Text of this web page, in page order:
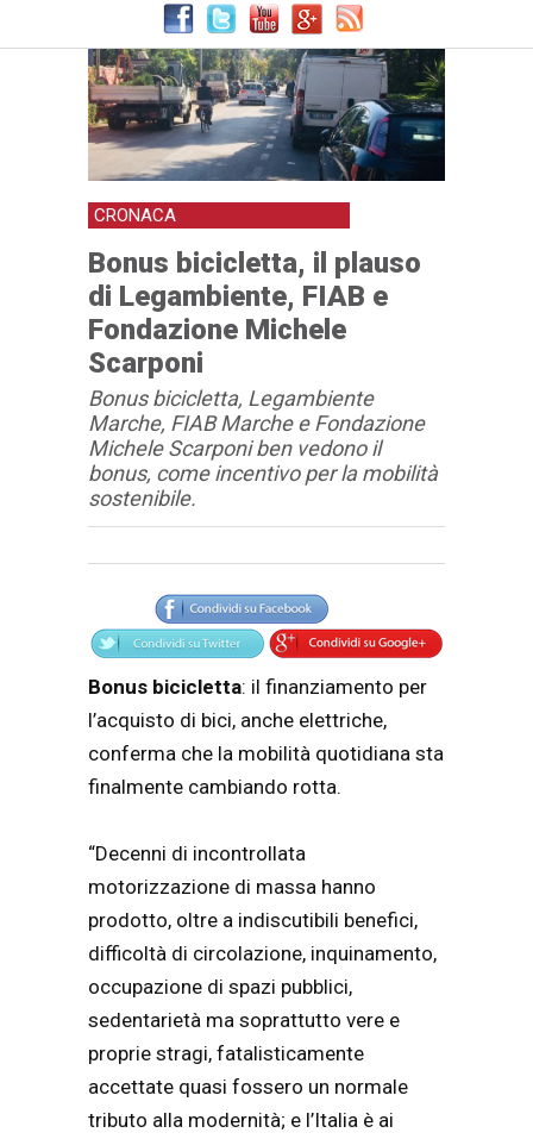
CRONACA
Bonus bicicletta, il plauso
di Legambiente, FIAB e
Fondazione Michele
Scarponi
Bonus bicicletta, Legambiente
Marche, FIAB Marche e Fondazione
Michele Scarponi ben vedono il
bonus, come incentivo per la mobilità
sostenibile.
Articolo
Testo articolo principale
Bonus bicicletta: il finanziamento per
l’acquisto di bici, anche elettriche,
conferma che la mobilità quotidiana sta
finalmente cambiando rotta.
“Decenni di incontrollata
motorizzazione di massa hanno
prodotto, oltre a indiscutibili benefici,
difficoltà di circolazione, inquinamento,
occupazione di spazi pubblici,
sedentarietà ma soprattutto vere e
proprie stragi, fatalisticamente
accettate quasi fossero un normale
tributo alla modernità; e l’Italia è ai